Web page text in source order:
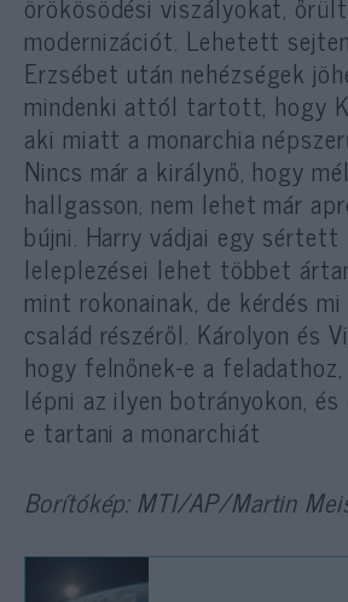
modernizációt. Lehetett
Erzsébet után nehézségek
mindenki attól tartott, hogy
aki miatt a monarchia
Nincs már a királynő, hogy
hallgasson, nem lehet már
bújni. Harry vádjai egy
leleplezései lehet többet
mint rokonainak, de kérdés
család részéről. Károlyon és
hogy felnőnek-e a
lépni az ilyen botrányokon,
e tartani a monarchiát
Borítókép: MTI/AP/Martin